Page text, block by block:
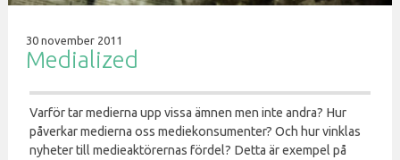
30 november 2011
Medialized
Varför tar medierna upp vissa ämnen men inte andra? Hur
påverkar medierna oss mediekonsumenter? Och hur vinklas
nyheter till medieaktörernas fördel? Detta är exempel på